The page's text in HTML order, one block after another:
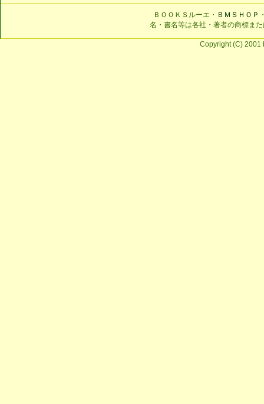
ＢＯＯＫＳルーエ・ ＢＭＳＨＯＰ
名・書名等は各社・著者の商標ま
Copyright (C) 2001